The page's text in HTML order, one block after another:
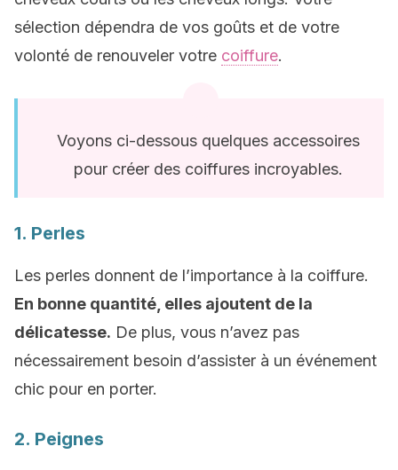
sélection dépendra de vos goûts et de votre
volonté de renouveler votre coiffure.
Voyons ci-dessous quelques accessoires
pour créer des coiffures incroyables.
1. Perles
Les perles donnent de l’importance à la coiffure.
En bonne quantité, elles ajoutent de la
délicatesse. De plus, vous n’avez pas
nécessairement besoin d’assister à un événement
chic pour en porter.
2. Peignes